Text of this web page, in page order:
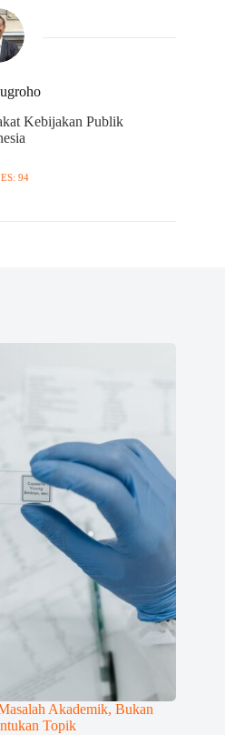
Kebijakan Publik
94
Akademik, Bukan
Topik